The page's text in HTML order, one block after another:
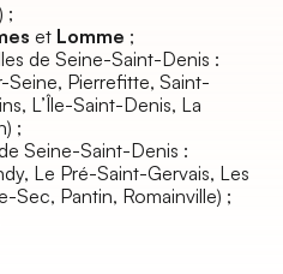
;
et Lomme ;
de Seine-Saint-Denis :
Seine, Pierrefitte, Saint-
L’Île-Saint-Denis, La
;
Seine-Saint-Denis :
Le Pré-Saint-Gervais, Les
Sec, Pantin, Romainville) ;